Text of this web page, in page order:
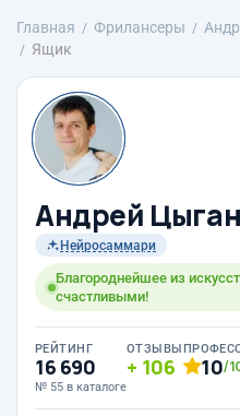
Главная Фрилансеры
Ящик
Андрей
Нейросаммари
Благороднейшее из
счастливыми!
РЕЙТИНГ
16 690
№ 55 в каталоге
ОТЗЫВЫ
106 10/